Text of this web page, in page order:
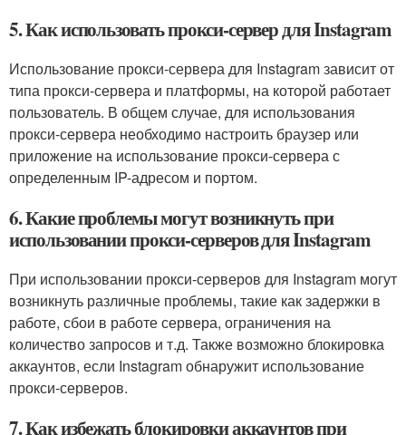
5. Как использовать прокси-сервер для Instagram
Использование прокси-сервера для Instagram зависит от
типа прокси-сервера и платформы, на которой работает
пользователь. В общем случае, для использования
прокси-сервера необходимо настроить браузер или
приложение на использование прокси-сервера с
определенным IP-адресом и портом.
6. Какие проблемы могут возникнуть при
использовании прокси-серверов для Instagram
При использовании прокси-серверов для Instagram могут
возникнуть различные проблемы, такие как задержки в
работе, сбои в работе сервера, ограничения на
количество запросов и т.д. Также возможно блокировка
аккаунтов, если Instagram обнаружит использование
прокси-серверов.
7. Как избежать блокировки аккаунтов при